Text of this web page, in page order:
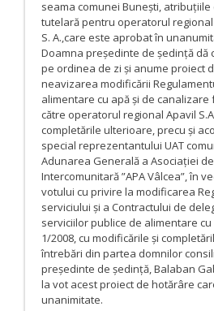
seama comunei Bunești,
tutelară pentru operatorul regional
S. A.,care este aprobat în
Doamna președinte de ședință dă
pe ordinea de zi și anume proiect
neavizarea modificării
alimentare cu apă și de
către operatorul regional Apavil
completările ulterioare, precu și
special reprezentantului UAT
Adunarea Generală a Asociației
Intercomunitară ”APA Vâlcea”, în
votului cu privire la modificarea
serviciului și a Contractului de
serviciilor publice de alimentare
1/2008, cu modificările și
întrebări din partea domnilor
președinte de ședință, Balaban
la vot acest proiect de hotărâre
unanimitate.